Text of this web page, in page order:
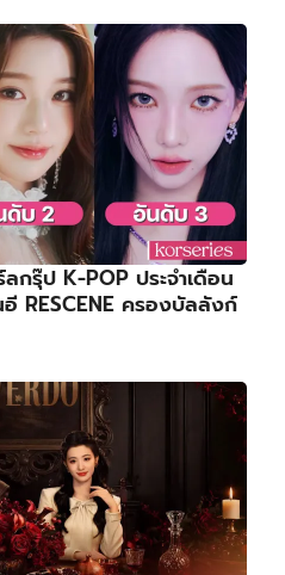
กรุ๊ป K-POP ประจำเดือน
RESCENE ครองบัลลังก์